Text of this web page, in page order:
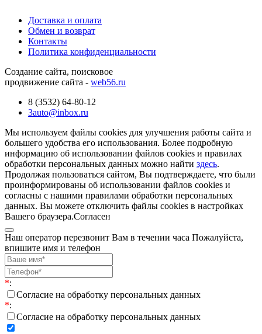
Доставка и оплата
Обмен и возврат
Контакты
Политика конфиденциальности
Создание сайта, поисковое
продвижение сайта - web56.ru
8 (3532) 64-80-12
3auto@inbox.ru
Мы используем файлы cookies для улучшения работы сайта и
большего удобства его использования. Более подробную
информацию об использовании файлов cookies и правилах
обработки персональных данных можно найти здесь.
Продолжая пользоваться сайтом, Вы подтверждаете, что были
проинформированы об использовании файлов cookies и
согласны с нашими правилами обработки персональных
данных. Вы можете отключить файлы cookies в настройках
Вашего браузера.Согласен
Наш оператор перезвонит Вам в течении часа Пожалуйста,
впишите имя и телефон
*:
Согласие на обработку персональных данных
*:
Согласие на обработку персональных данных